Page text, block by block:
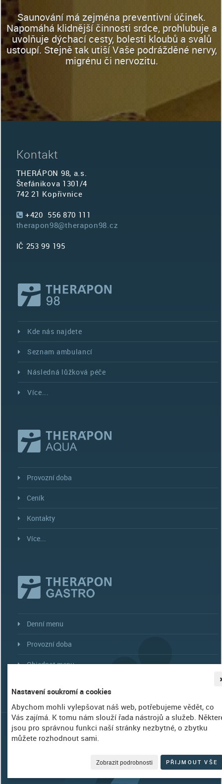
Nastavení soukromí a cookies
Abychom mohli vylepšovat náš web, potřebujeme vědět, co
Vás zajímá. K tomu nám slouží řada nástrojů a služeb.
jsou pro správnou funkci naší stránky nezbytné, o zbytku
můžete rozhodnout sami.
Zobrazit podrobnosti PŘIJMOUT VŠE
Saunování má zejména preventivní účinek.
Napomáhá klidnější činnosti srdce, prohlubuje a
uvolňuje dýchací cesty, bolesti kloubů a svalů
ustoupí. Stejně tak utiší Vaše podrážděné nervy,
migrénu či nervozitu.
Kontakt
THERÁPON 98, a.s.
Štefánikova 1301/4
742 21 Kopřivnice
+420 556 870 111
therapon98@therapon98.cz
IČ 253 99 195
Kde nás najdete
Seznam ambulancí
Následná lůžková péče
Více...
Provozní doba
Ceník
Kontakty
Více...
Denní menu
Provozní doba
Objednat menu
©THERÁPON 98, a.s. |Nastavení soukromí| WebDesign Amenit |
IČ 253 99 195, společnost je zapsána v Obchodním rejstříku, vedeném u
KS v Ostravě oddíl B, složka 1920.
"Věříme své cestě...cestě za Vašim zdravím."